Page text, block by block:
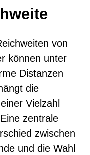
von
können unter
Distanzen
die
Vielzahl
zentrale
zwischen
und die Wahl